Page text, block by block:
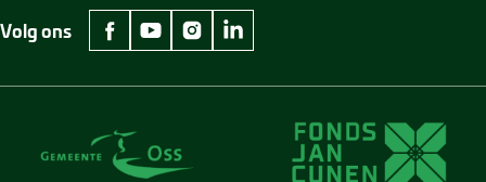
Volg ons
facebook Museum Jan Cunen
youtube Museum Jan Cunen
instagram Museum Jan Cunen
linkedin Museum Jan Cunen